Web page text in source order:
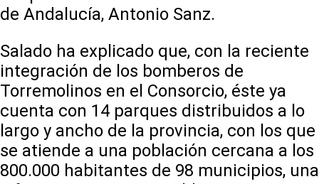
de Andalucía, Antonio Sanz.
Salado ha explicado que, con la reciente
integración de los bomberos de
Torremolinos en el Consorcio, éste ya
cuenta con 14 parques distribuidos a lo
largo y ancho de la provincia, con los que
se atiende a una población cercana a los
800.000 habitantes de 98 municipios, una